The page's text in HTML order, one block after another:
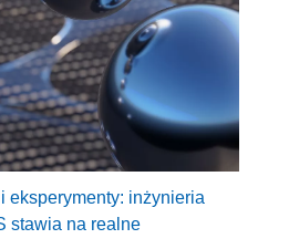
eksperymenty: inżynieria
stawia na realne